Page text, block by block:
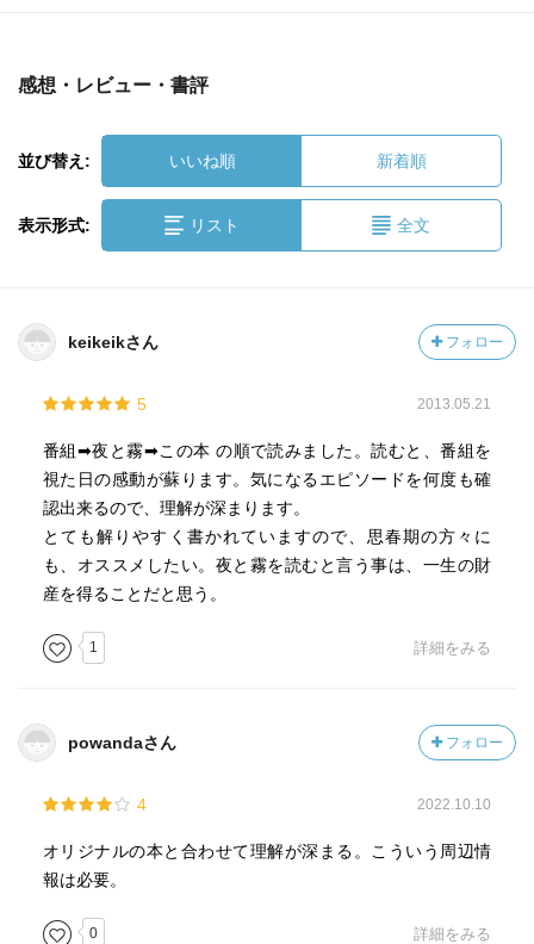
感想・レビュー・書評
並び替え: いいね順 新着順
表示形式: リスト 全文
keikeikさん フォロー
5 2013.05.21
番組➡夜と霧➡この本 の順で読みました。読むと、番組を
視た日の感動が蘇ります。気になるエピソードを何度も確
認出来るので、理解が深まります。
とても解りやすく書かれていますので、思春期の方々に
も、オススメしたい。夜と霧を読むと言う事は、一生の財
産を得ることだと思う。
1 詳細をみる
powandaさん フォロー
4 2022.10.10
オリジナルの本と合わせて理解が深まる。こういう周辺情
報は必要。
0 詳細をみる